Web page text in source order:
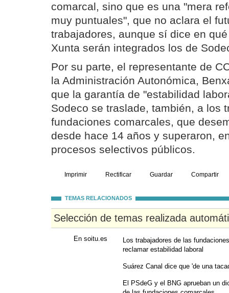
comarcal, sino que es una "mera
muy puntuales", que no aclara el
trabajadores, aunque sí dice en
Xunta serán integrados los de
Por su parte, el representante de
la Administración Autonómica,
que la garantía de "estabilidad
Sodeco se traslade, también, a los
fundaciones comarcales, que
desde hace 14 años y superaron,
procesos selectivos públicos.
Imprimir Rectificar Guardar Compartir
TEMAS RELACIONADOS
Selección de temas realizada
En soitu.es
Los trabajadores de las
reclamar estabilidad laboral
Suárez Canal dice que 'de una
El PSdeG y el BNG aprueban un